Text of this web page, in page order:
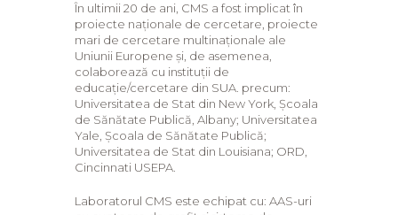
În ultimii 20 de ani, CMS a fost implicat în
proiecte naționale de cercetare, proiecte
mari de cercetare multinaționale ale
Uniunii Europene și, de asemenea,
colaborează cu instituții de
educație/cercetare din SUA. precum:
Universitatea de Stat din New York, Școala
de Sănătate Publică, Albany; Universitatea
Yale, Școala de Sănătate Publică;
Universitatea de Stat din Louisiana; ORD,
Cincinnati USEPA.
Laboratorul CMS este echipat cu: AAS-uri